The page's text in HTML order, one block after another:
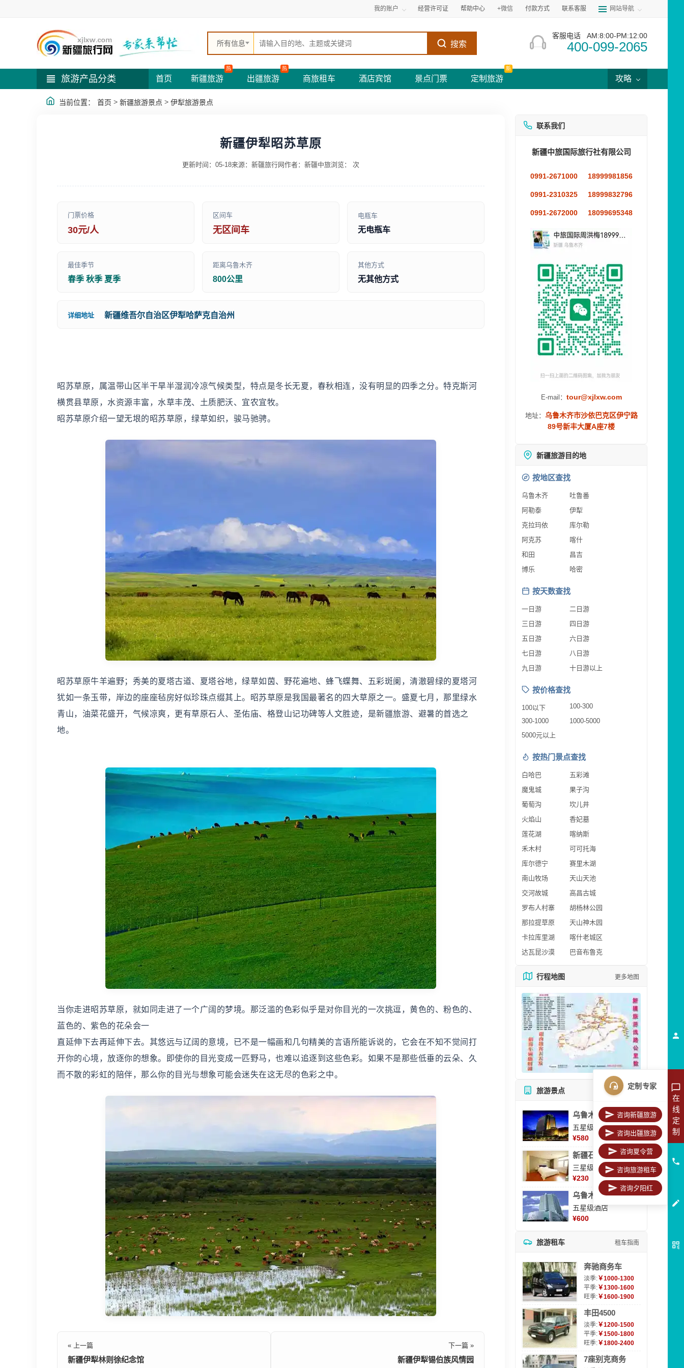
我的账户 经营许可证 帮助中心 +微信 付款方式 联系客服 网站导航
所有信息 搜索
客服电话 AM:8:00-PM:12:00
400-099-2065
旅游产品分类 首页 新疆旅游
热
出疆旅游
热
商旅租车 酒店宾馆 景点门票 定制旅游
新
攻略
当前位置： 首页 > 新疆旅游景点 > 伊犁旅游景点
新疆伊犁昭苏草原
更新时间：05-18来源：新疆旅行网作者：新疆中旅浏览： 次
门票价格
30元/人
区间车
无区间车
电瓶车
无电瓶车
最佳季节
春季 秋季 夏季
距离乌鲁木齐
800公里
其他方式
无其他方式
详细地址 新疆维吾尔自治区伊犁哈萨克自治州
昭苏草原，属温带山区半干旱半湿润冷凉气候类型，特点是冬长无夏，春秋相连，没有明显的四季之分。特克斯河
横贯县草原，水资源丰富，水草丰茂、土质肥沃、宜农宜牧。
昭苏草原介绍一望无垠的昭苏草原，绿草如织，骏马驰骋。
昭苏草原牛羊遍野；秀美的夏塔古道、夏塔谷地，绿草如茵、野花遍地、蜂飞蝶舞、五彩斑阑，清澈碧绿的夏塔河
犹如一条玉带，岸边的座座毡房好似珍珠点缀其上。昭苏草原是我国最著名的四大草原之一。盛夏七月，那里绿水
青山，油菜花盛开，气候凉爽，更有草原石人、圣佑庙、格登山记功碑等人文胜迹，是新疆旅游、避暑的首选之
地。
当你走进昭苏草原，就如同走进了一个广阔的梦境。那泛滥的色彩似乎是对你目光的一次挑逗，黄色的、粉色的、
蓝色的、紫色的花朵会一
直延伸下去再延伸下去。其悠远与辽阔的意境，已不是一幅画和几句精美的言语所能诉说的，它会在不知不觉间打
开你的心境，放逐你的想象。即使你的目光变成一匹野马，也难以追逐到这些色彩。如果不是那些低垂的云朵、久
而不散的彩虹的陪伴，那么你的目光与想象可能会迷失在这无尽的色彩之中。
« 上一篇
新疆伊犁林则徐纪念馆
下一篇 »
新疆伊犁锡伯族风情园
联系我们
新疆中旅国际旅行社有限公司
0991-2671000 18999981856
0991-2310325 18999832796
0991-2672000 18099695348
E-mail： tour@xjlxw.com
地址： 乌鲁木齐市沙依巴克区伊宁路
89号新丰大厦A座7楼
新疆旅游目的地
按地区查找
乌鲁木齐
吐鲁番
阿勒泰
伊犁
克拉玛依
库尔勒
阿克苏
喀什
和田
昌吉
博乐
哈密
按天数查找
一日游
二日游
三日游
四日游
五日游
六日游
七日游
八日游
九日游
十日游以上
按价格查找
100以下
100-300
300-1000
1000-5000
5000元以上
按热门景点查找
白哈巴
五彩滩
魔鬼城
果子沟
葡萄沟
坎儿井
火焰山
香妃墓
莲花湖
喀纳斯
禾木村
可可托海
库尔德宁
赛里木湖
南山牧场
天山天池
交河故城
高昌古城
罗布人村寨
胡杨林公园
那拉提草原
天山神木园
卡拉库里湖
喀什老城区
达瓦昆沙漠
巴音布鲁克
行程地图 更多地图
旅游景点 所有景点
乌鲁木齐美丽华大酒
五星级酒店
¥580
新疆石河子凯瑞酒店
三星级酒店
¥230
乌鲁木齐海德大酒店
五星级酒店
¥600
旅游租车 租车指南
奔驰商务车
淡季:￥1000-1300
平季:￥1300-1600
旺季:￥1600-1900
丰田4500
淡季:￥1200-1500
平季:￥1500-1800
旺季:￥1800-2400
7座别克商务
在
线
定
制
定制专家
咨询新疆旅游
咨询出疆旅游
咨询夏令营
咨询旅游租车
咨询夕阳红